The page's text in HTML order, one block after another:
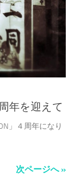
年を迎えて
」４周年になり
次ページへ »